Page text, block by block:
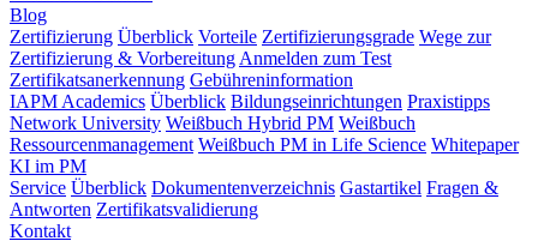
Blog
Zertifizierung Überblick Vorteile Zertifizierungsgrade Wege zur
Zertifizierung & Vorbereitung Anmelden zum Test
Zertifikatsanerkennung Gebühreninformation
IAPM Academics Überblick Bildungseinrichtungen Praxistipps
Network University Weißbuch Hybrid PM Weißbuch
Ressourcenmanagement Weißbuch PM in Life Science Whitepaper
KI im PM
Service Überblick Dokumentenverzeichnis Gastartikel Fragen &
Antworten Zertifikatsvalidierung
Kontakt